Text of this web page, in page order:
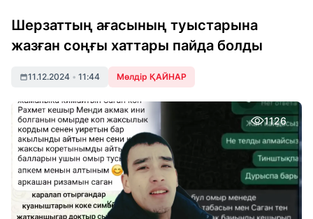
Шерзаттың ағасының туыстарына
жазған соңғы хаттары пайда болды
11.12.2024 • 11:44 Мөлдір ҚАЙНАР
1126